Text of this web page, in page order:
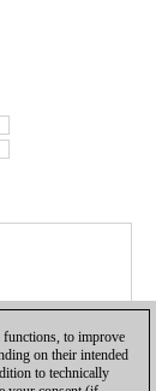
functions, to improve
on their intended
to technically